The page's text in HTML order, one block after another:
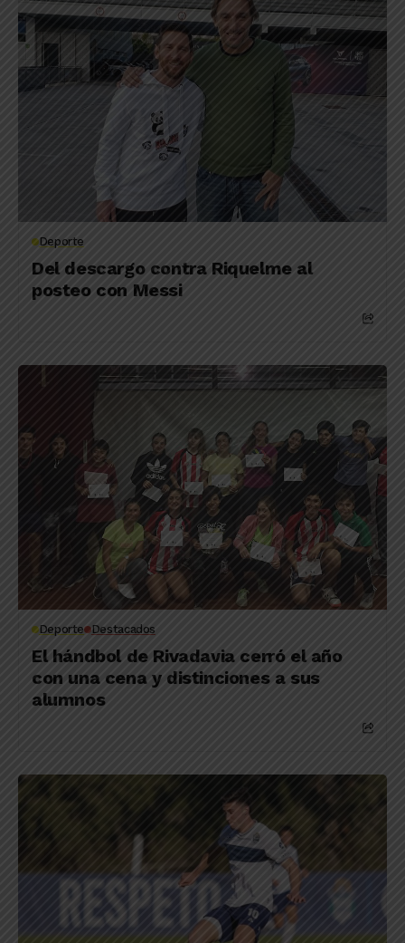
Deporte
Del descargo contra Riquelme al
posteo con Messi
Deporte Destacados
El hándbol de Rivadavia cerró el año
con una cena y distinciones a sus
alumnos